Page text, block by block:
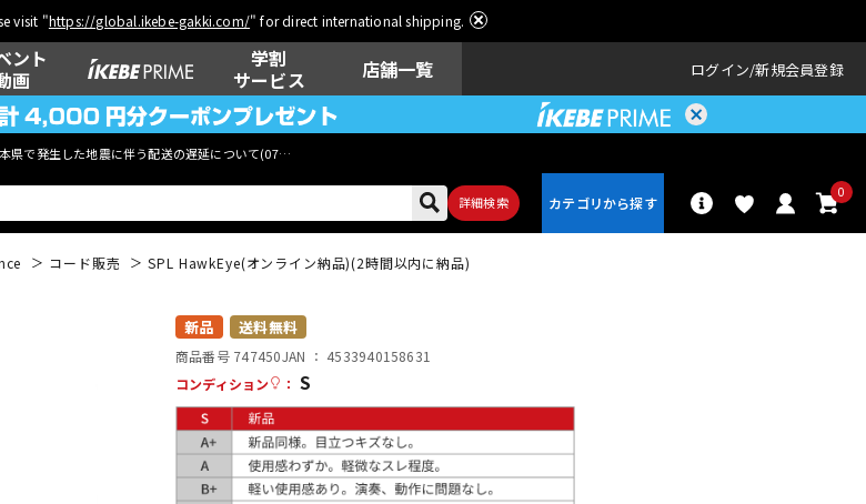
visit "https://global.ikebe-gakki.com/" for direct international shipping.
ント
画
学割
サービス
店舗一覧 ログイン 新規会員登録
本県で発生した地震に伴う配送の遅延について(07月29日
詳細検索
0
ウクレレ
その他楽器
コード販売 SPL HawkEye(オンライン納品)(2時間以内に納品)
新品 送料無料
商品番号 747450JAN ： 4533940158631
コンディション
： S